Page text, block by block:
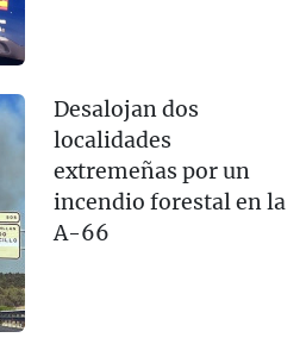
Desalojan dos
localidades
extremeñas por un
incendio forestal en la
A-66